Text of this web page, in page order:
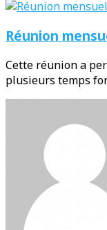
Réunion
Cette réunion a
plusieurs temps